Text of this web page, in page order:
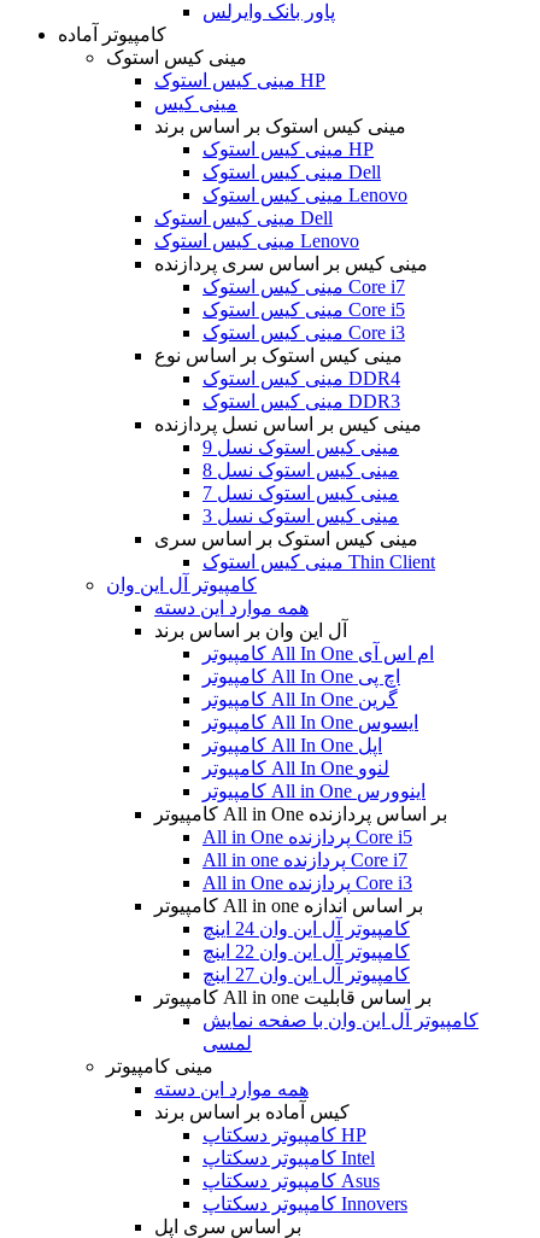
پاور بانک وایرلس
کامپیوتر آماده
مینی کیس استوک
مینی کیس استوک HP
مینی کیس
مینی کیس استوک بر اساس برند
مینی کیس استوک HP
مینی کیس استوک Dell
مینی کیس استوک Lenovo
مینی کیس استوک Dell
مینی کیس استوک Lenovo
مینی کیس بر اساس سری پردازنده
مینی کیس استوک Core i7
مینی کیس استوک Core i5
مینی کیس استوک Core i3
مینی کیس استوک بر اساس نوع
مینی کیس استوک DDR4
مینی کیس استوک DDR3
مینی کیس بر اساس نسل پردازنده
مینی کیس استوک نسل 9
مینی کیس استوک نسل 8
مینی کیس استوک نسل 7
مینی کیس استوک نسل 3
مینی کیس استوک بر اساس سری
مینی کیس استوک Thin Client
کامپیوتر آل این وان
همه موارد این دسته
آل این وان بر اساس برند
کامپیوتر All In One ام اس آی
کامپیوتر All In One اچ پی
کامپیوتر All In One گرین
کامپیوتر All In One ایسوس
کامپیوتر All In One اپل
کامپیوتر All In One لنوو
کامپیوتر All in One اینوورس
کامپیوتر All in One بر اساس پردازنده
All in One پردازنده Core i5
All in one پردازنده Core i7
All in One پردازنده Core i3
کامپیوتر All in one بر اساس اندازه
کامپیوتر آل این وان 24 اینچ
کامپیوتر آل این وان 22 اینچ
کامپیوتر آل این وان 27 اینچ
کامپیوتر All in one بر اساس قابلیت
کامپیوتر آل این وان با صفحه نمایش
لمسی
مینی کامپیوتر
همه موارد این دسته
کیس آماده بر اساس برند
کامپیوتر دسکتاپ HP
کامپیوتر دسکتاپ Intel
کامپیوتر دسکتاپ Asus
کامپیوتر دسکتاپ Innovers
بر اساس سری اپل